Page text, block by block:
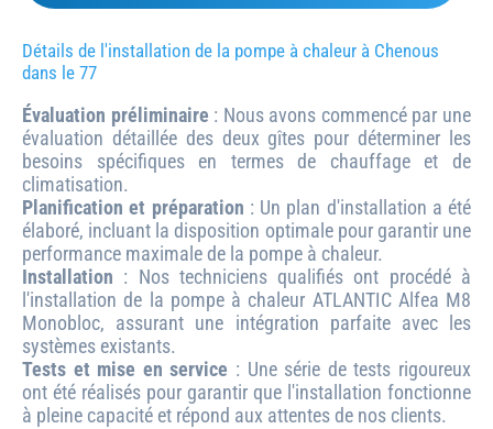
Détails de l'installation de la pompe à chaleur à Chenous
dans le 77
Évaluation préliminaire : Nous avons commencé par une
évaluation détaillée des deux gîtes pour déterminer les
besoins spécifiques en termes de chauffage et de
climatisation.
Planification et préparation : Un plan d'installation a été
élaboré, incluant la disposition optimale pour garantir une
performance maximale de la pompe à chaleur.
Installation : Nos techniciens qualifiés ont procédé à
l'installation de la pompe à chaleur ATLANTIC Alfea M8
Monobloc, assurant une intégration parfaite avec les
systèmes existants.
Tests et mise en service : Une série de tests rigoureux
ont été réalisés pour garantir que l'installation fonctionne
à pleine capacité et répond aux attentes de nos clients.